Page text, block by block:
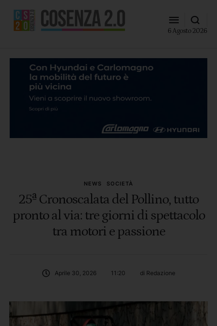
6 Agosto 2026
NEWS SOCIETÀ
25ª Cronoscalata del Pollino, tutto
pronto al via: tre giorni di spettacolo
tra motori e passione
Aprile 30, 2026 11:20 di Redazione